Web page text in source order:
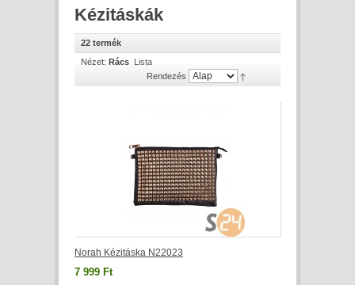
Kézitáskák
22 termék
Nézet: Rács Lista
Rendezés
Norah Kézitáska N22023
7 999 Ft